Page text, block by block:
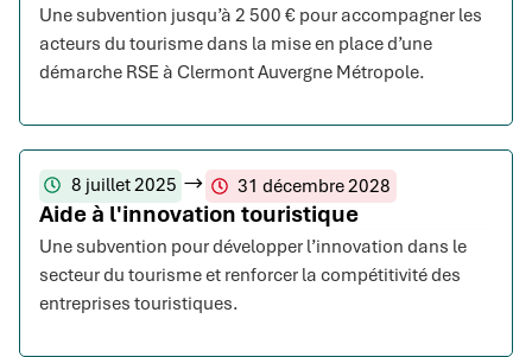
Une subvention jusqu’à 2 500 € pour accompagner les
acteurs du tourisme dans la mise en place d’une
démarche RSE à Clermont Auvergne Métropole.
8 juillet 2025 31 décembre 2028
Aide à l'innovation touristique
Une subvention pour développer l’innovation dans le
secteur du tourisme et renforcer la compétitivité des
entreprises touristiques.